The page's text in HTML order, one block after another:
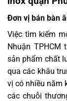
Đơn vị bán bàn
Việc tìm kiếm
Nhuận TPHCM
sản phẩm chất
qua các khâu
vị có nhiều năm
các chuỗi